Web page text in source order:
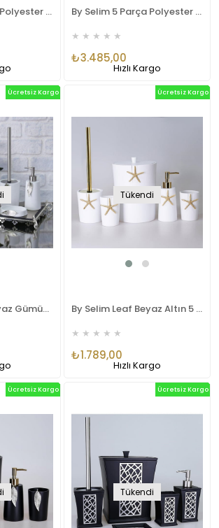
By Selim 5 Parça Polyester Banyo Seti Leaf Banyo Seti Siyah-Altın
By Selim 5 Parça Polyester Banyo Seti Leaf Banyo Seti İnci Altın
★ ★ ★ ★ ★
₺3.485,00
Hızlı Kargo
By Selim Leaf Beyaz Gümüş 5 Parça Polyester Banyo Seti
Ücretsiz Kargo
Tükendi
By Selim Leaf Beyaz Altın 5 Parça Polyester Banyo Seti
★ ★ ★ ★ ★
₺1.789,00
Ücretsiz Kargo
Hızlı Kargo
Ücretsiz Kargo
Tükendi
Ücretsiz Kargo